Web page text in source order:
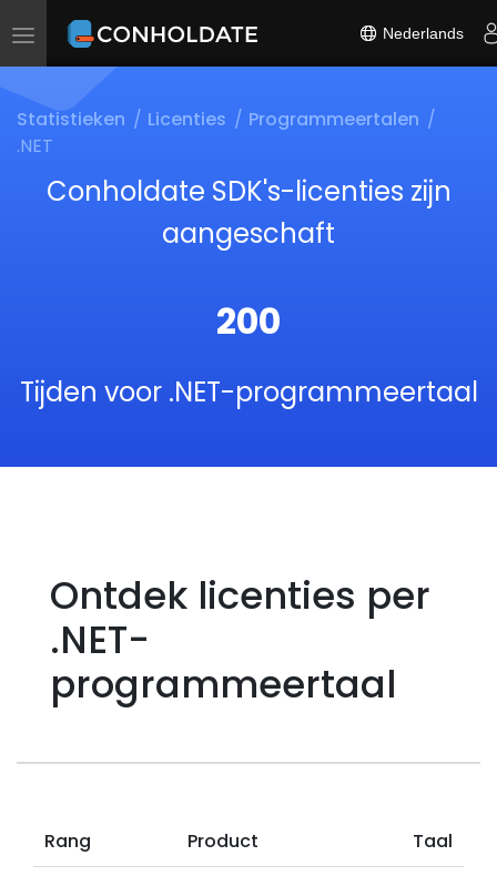
Toggle
Nederlands
Statistieken Licenties
Programmeertalen
.NET
Conholdate SDK's-licenties zijn
aangeschaft
200
Tijden voor .NET-programmeertaal
Ontdek licenties per
.NET-
programmeertaal
Rang Product Taal